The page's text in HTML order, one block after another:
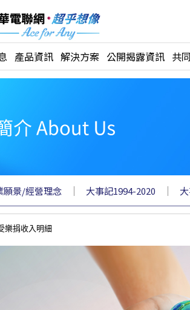
產品資訊 解決方案 公開揭露資訊 共
願景/經營理念 ｜ 大事記1994-2020 ｜
樂捐收入明細